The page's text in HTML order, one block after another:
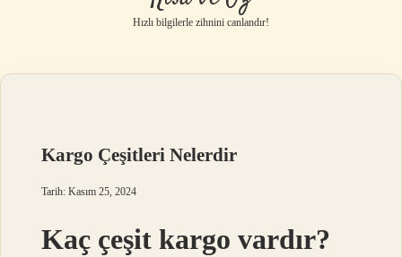
Yasal Uyarı
Hızlı bilgilerle zihnini canlandır!
Kargo Çeşitleri Nelerdir
Tarih: Kasım 25, 2024
Kaç çeşit kargo vardır?